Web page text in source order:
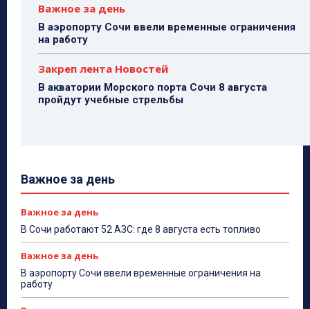
Важное за день
В аэропорту Сочи ввели временные ограничения
на работу
Закреп лента Новостей
В акватории Морского порта Сочи 8 августа
пройдут учебные стрельбы
Важное за день
Важное за день
В Сочи работают 52 АЗС: где 8 августа есть топливо
Важное за день
В аэропорту Сочи ввели временные ограничения на
работу